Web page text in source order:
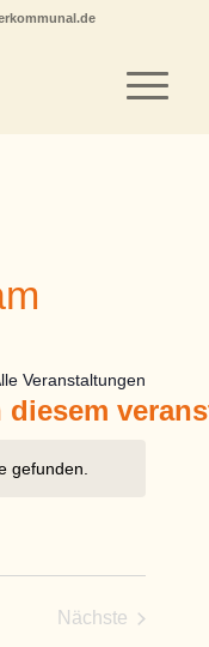
Veranstaltungen
diesem
gefunden.
Nächste